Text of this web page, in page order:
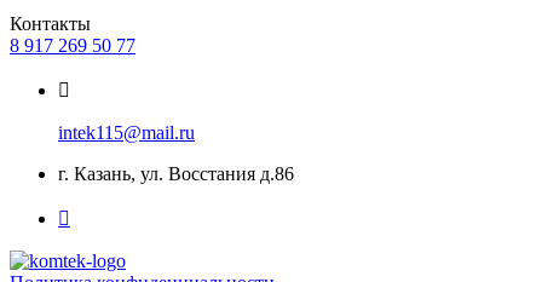
Контакты
8 917 269 50 77
intek115@mail.ru
г. Казань, ул. Восстания д.86